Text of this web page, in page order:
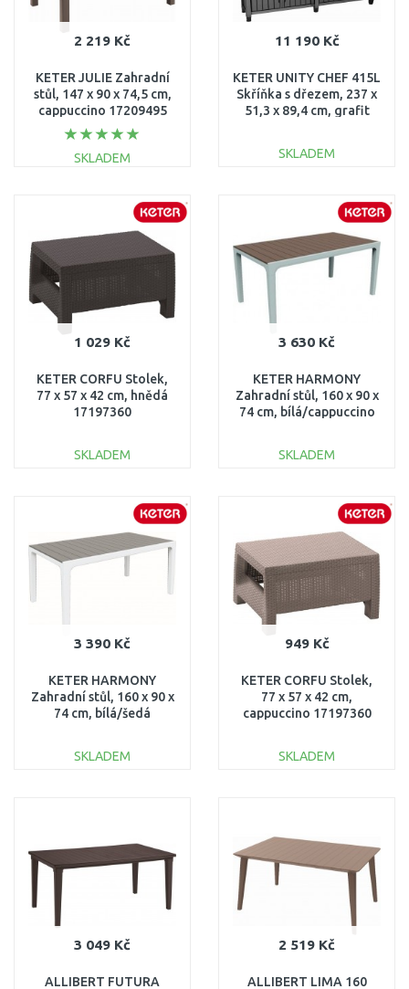
2 219 Kč
KETER JULIE Zahradní
stůl, 147 x 90 x 74,5 cm,
cappuccino 17209495
SKLADEM
Porovnat
11 190 Kč
KETER UNITY CHEF 415L
Skříňka s dřezem, 237 x
51,3 x 89,4 cm, grafit
SKLADEM
1 029 Kč
KETER CORFU Stolek,
77 x 57 x 42 cm, hnědá
17197360
SKLADEM
3 630 Kč
KETER HARMONY
Zahradní stůl, 160 x 90 x
74 cm, bílá/cappuccino
SKLADEM
3 390 Kč
KETER HARMONY
Zahradní stůl, 160 x 90 x
74 cm, bílá/šedá
SKLADEM
949 Kč
KETER CORFU Stolek,
77 x 57 x 42 cm,
cappuccino 17197360
SKLADEM
3 049 Kč
ALLIBERT FUTURA
2 519 Kč
ALLIBERT LIMA 160